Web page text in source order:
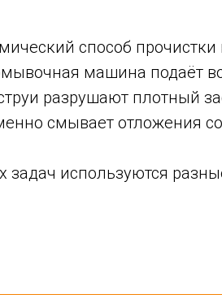
способ
машина подаёт
разрушают плотный
смывает отложения со
задач используются